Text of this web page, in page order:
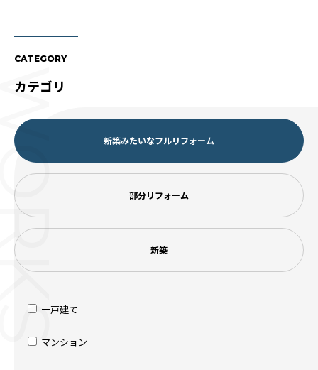
CATEGORY
カテゴリ
新築みたいなフルリフォーム
部分リフォーム
新築
一戸建て
マンション